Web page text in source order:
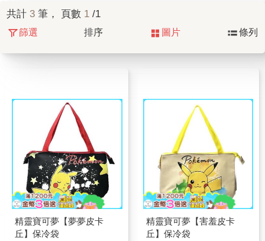
共計 3 筆， 頁數 1 /1
篩選 排序 圖片 條列
精靈寶可夢【夢夢皮卡
丘】保冷袋
精靈寶可夢【害羞皮卡
丘】保冷袋